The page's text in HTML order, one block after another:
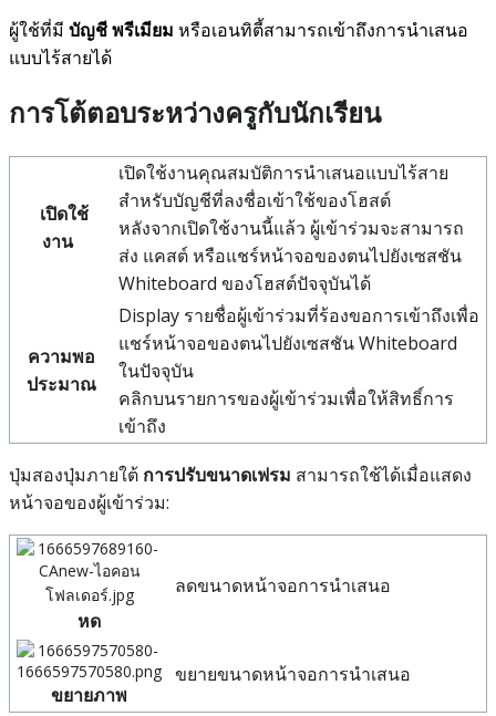
ผู้ใช้ที่มี บัญชีพรีเมียม หรือเอนทิตี้สามารถเข้าถึงการนำเสนอ
แบบไร้สายได้
การโต้ตอบระหว่างครูกับนักเรียน
เปิดใช้
งาน
เปิดใช้งานคุณสมบัติการนำเสนอแบบไร้สาย
สำหรับบัญชีที่ลงชื่อเข้าใช้ของโฮสต์
หลังจากเปิดใช้งานนี้แล้ว ผู้เข้าร่วมจะสามารถ
ส่ง แคสต์ หรือแชร์หน้าจอของตนไปยังเซสชัน
Whiteboard ของโฮสต์ปัจจุบันได้
ความพอ
ประมาณ
Display รายชื่อผู้เข้าร่วมที่ร้องขอการเข้าถึงเพื่อ
แชร์หน้าจอของตนไปยังเซสชัน Whiteboard
ในปัจจุบัน
คลิกบนรายการของผู้เข้าร่วมเพื่อให้สิทธิ์การ
เข้าถึง
ปุ่มสองปุ่มภายใต้ การปรับขนาดเฟรม สามารถใช้ได้เมื่อแสดง
หน้าจอของผู้เข้าร่วม:
หด
ลดขนาดหน้าจอการนำเสนอ
ขยายภาพ
ขยายขนาดหน้าจอการนำเสนอ